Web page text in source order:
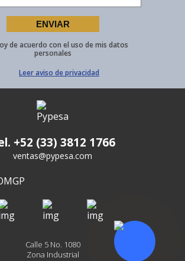
de acuerdo con el uso de mis datos
personales
Leer aviso de privacidad
+52 (33) 3812 1766
ventas@pypesa.com
Calle 5 No. 1080
Zona Industrial